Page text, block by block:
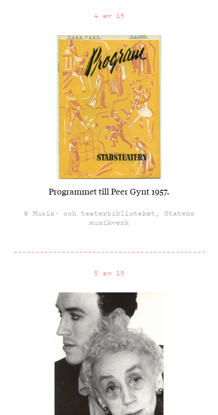
4 av 15
Programmet till Peer Gynt 1957.
© Musik- och teaterbiblioteket, Statens
musikverk
5 av 15